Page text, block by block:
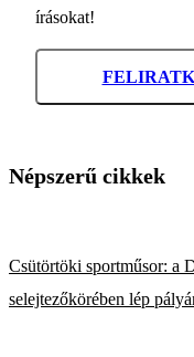
írásokat!
Népszerű cikkek
Csütörtöki sportműsor: a
selejtezőkörében lép